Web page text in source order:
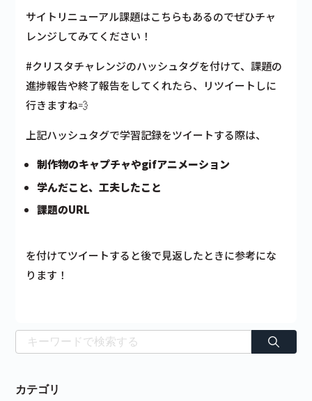
サイトリニューアル課題はこちらもあるのでぜひチャ
レンジしてみてください！
#クリスタチャレンジのハッシュタグを付けて、課題の
進捗報告や終了報告をしてくれたら、リツイートしに
行きますね💨
上記ハッシュタグで学習記録をツイートする際は、
制作物のキャプチャやgifアニメーション
学んだこと、工夫したこと
課題のURL
を付けてツイートすると後で見返したときに参考にな
ります！
カテゴリ